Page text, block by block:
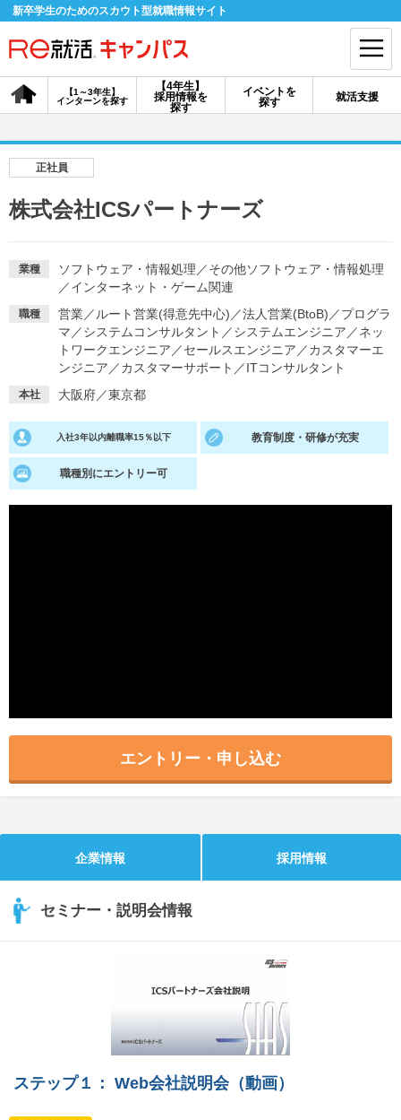
新卒学生のためのスカウト型就職情報サイト
【4年生】
採用情報を
探す
【1～3年生】
インターンを探す
イベントを
探す
就活支援
会員登録 ログイン
採用情報を探す
説明会を探す
インターンを探す
イベントを探す スカウト お知らせ
就活ノウハウ・サポート
就活支援
就活ノウハウが満載！
就活コラム
正社員
株式会社ICSパートナーズ
業種 ソフトウェア・情報処理 ／その他ソフトウェア・情報処理
／インターネット・ゲーム関連
職種 営業／ ルート営業(得意先中心) ／法人営業(BtoB) ／プログラ
マ ／システムコンサルタント ／システムエンジニア ／ネッ
トワークエンジニア ／セールスエンジニア ／カスタマーエ
ンジニア ／カスタマーサポート ／ITコンサルタント
本社 大阪府／東京都
入社3年以内離職率15％以下 教育制度・研修が充実
職種別にエントリー可
エントリー・申し込む
企業情報 採用情報
セミナー・説明会情報
ステップ１： Web会社説明会（動画）